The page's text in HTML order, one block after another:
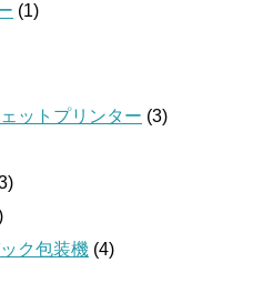
(1)
ットプリンター (3)
ク包装機 (4)